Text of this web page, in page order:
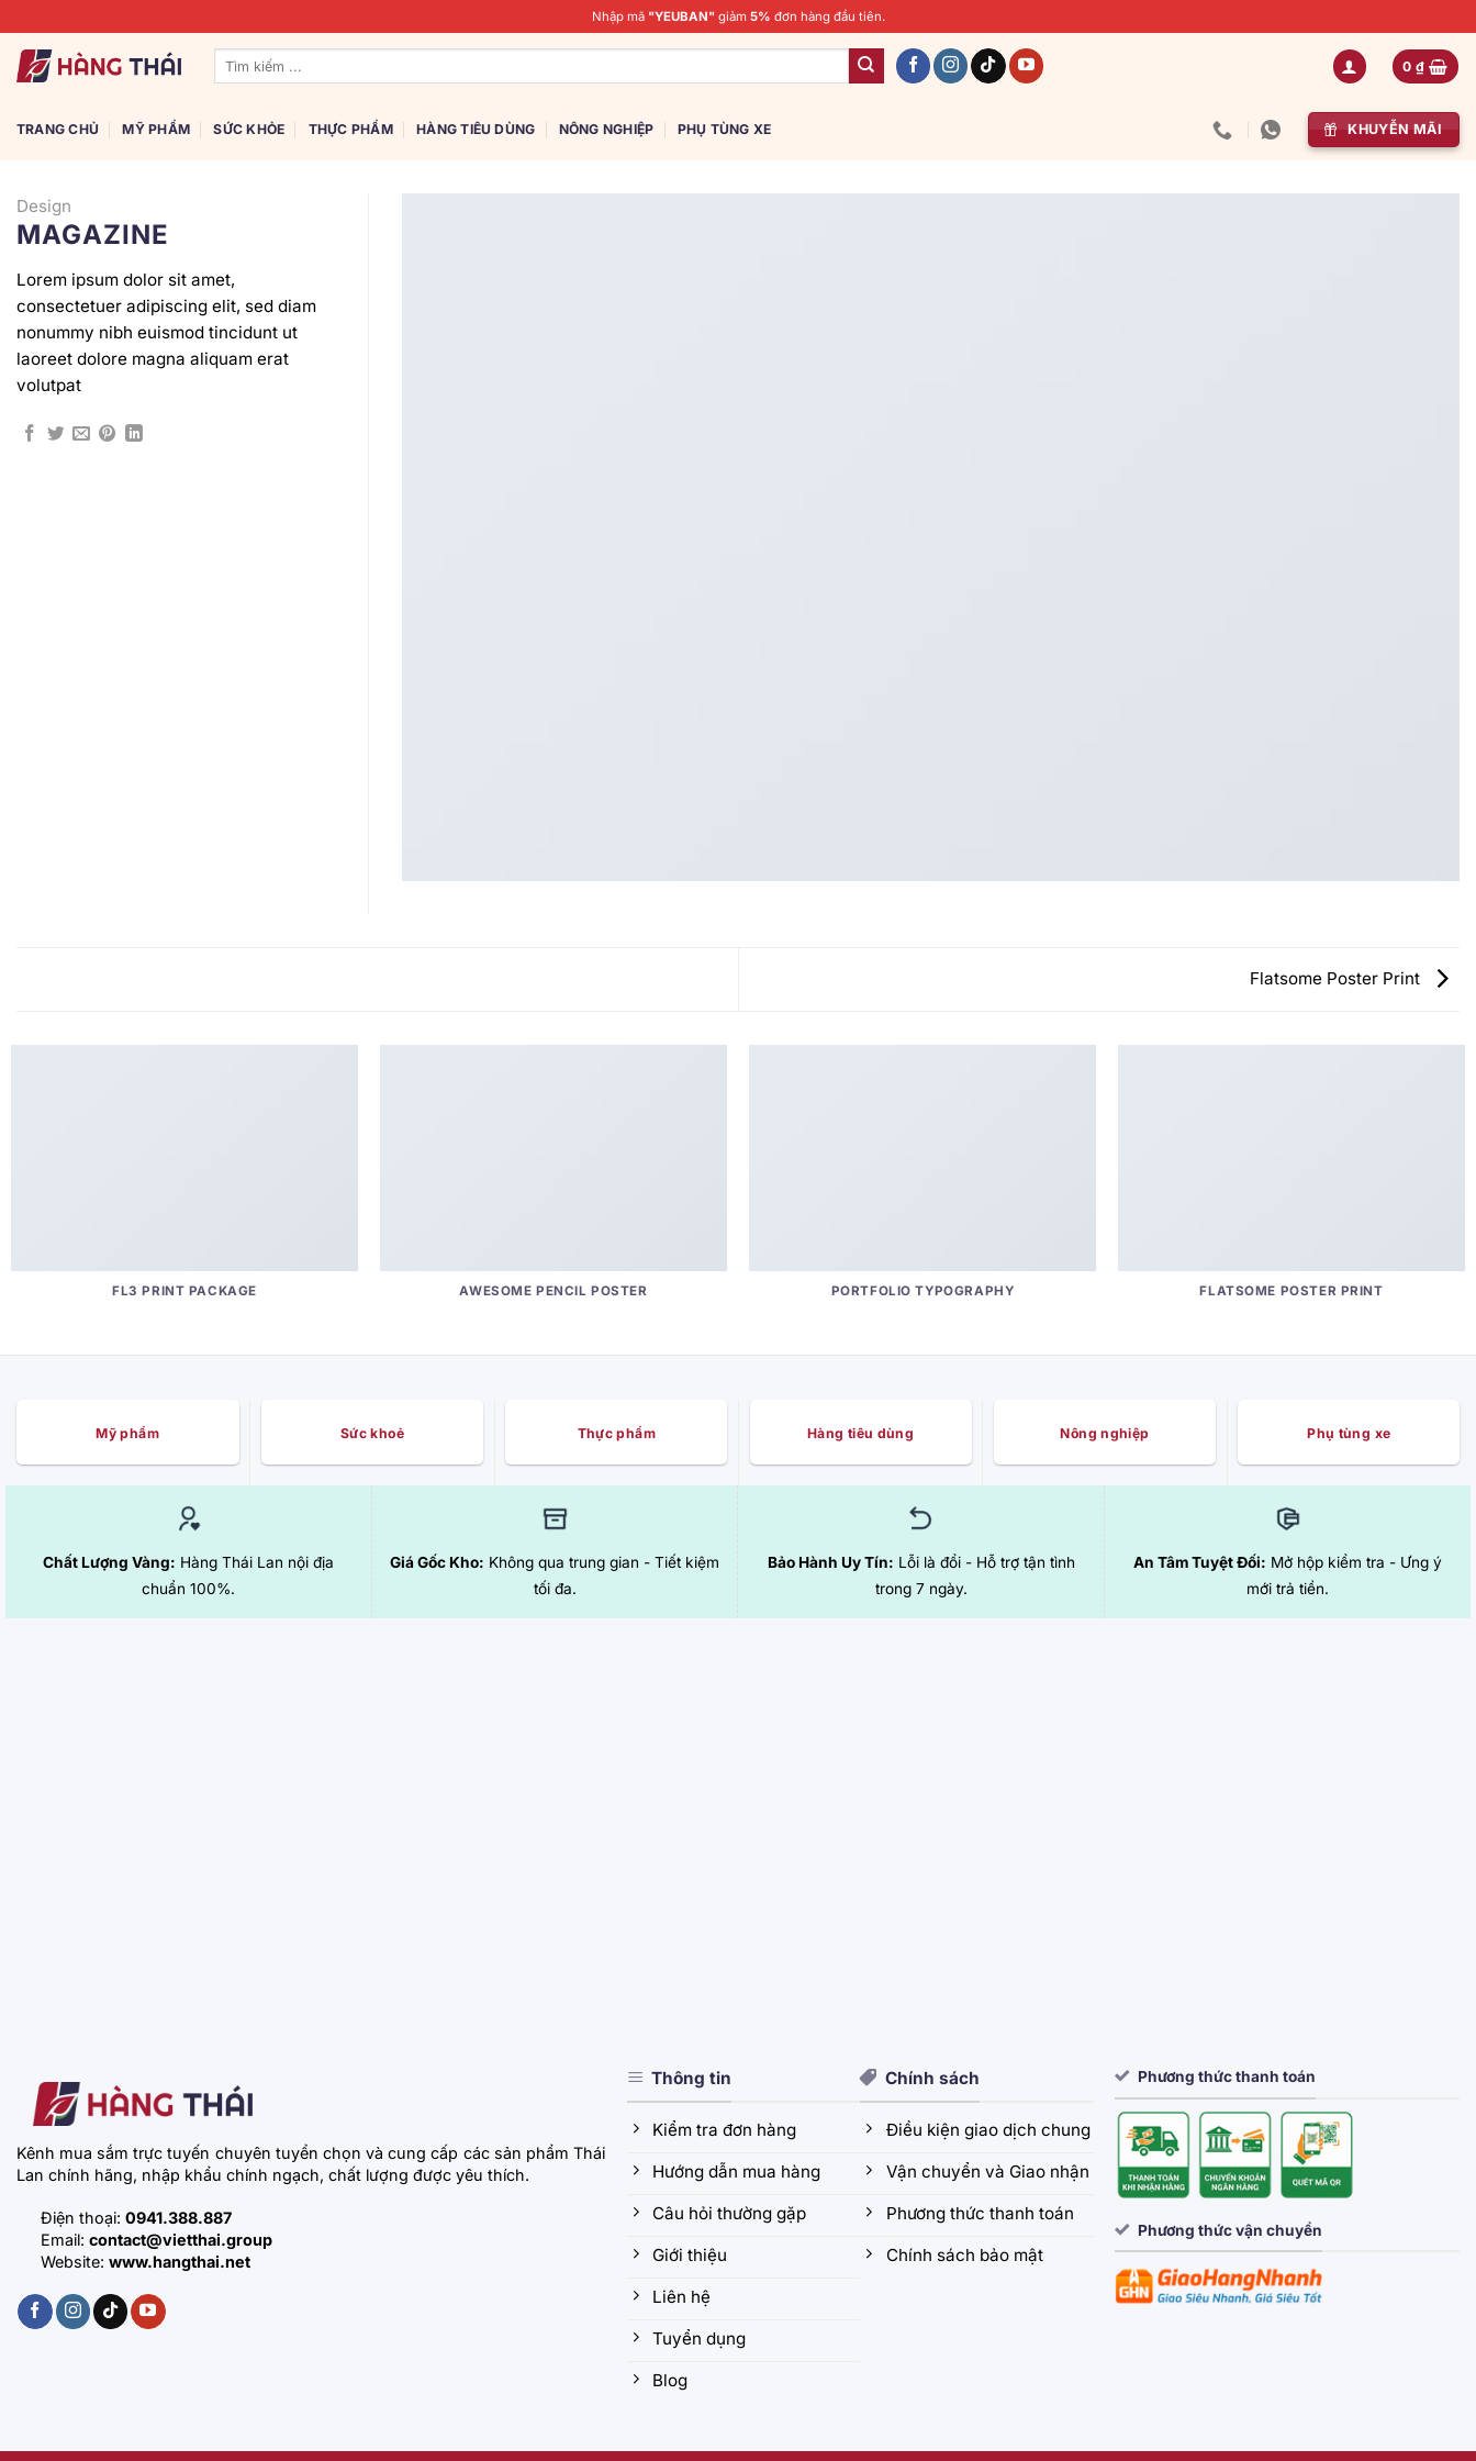
qua
nội
Nhập mã "YEUBAN" giảm 5% đơn hàng đầu tiên.
Tìm
0 ₫
TRANG CHỦ MỸ PHẨM SỨC KHỎE THỰC PHẨM HÀNG TIÊU DÙNG NÔNG NGHIỆP PHỤ TÙNG XE KHUYỄN MÃI
Design
MAGAZINE
Lorem ipsum dolor sit amet,
consectetuer adipiscing elit, sed diam
nonummy nibh euismod tincidunt ut
laoreet dolore magna aliquam erat
volutpat
Flatsome Poster Print
FL3 PRINT PACKAGE AWESOME PENCIL POSTER PORTFOLIO TYPOGRAPHY FLATSOME POSTER PRINT
Mỹ phẩm Sức khoẻ Thực phẩm Hàng tiêu dùng Nông nghiệp Phụ tùng xe
Chất Lượng Vàng: Hàng Thái Lan nội địa
chuẩn 100%.
Giá Gốc Kho: Không qua trung gian - Tiết kiệm
tối đa.
Bảo Hành Uy Tín: Lỗi là đổi - Hỗ trợ tận tình
trong 7 ngày.
An Tâm Tuyệt Đối: Mở hộp kiểm tra - Ưng ý
mới trả tiền.
Kênh mua sắm trực tuyến chuyên tuyển chọn và cung cấp các sản phẩm Thái
Lan chính hãng, nhập khẩu chính ngạch, chất lượng được yêu thích.
Điện thoại: 0941.388.887
Email: contact@vietthai.group
Website: www.hangthai.net
Thông tin
Kiểm tra đơn hàng
Hướng dẫn mua hàng
Câu hỏi thường gặp
Giới thiệu
Liên hệ
Tuyển dụng
Blog
Chính sách
Điều kiện giao dịch chung
Vận chuyển và Giao nhận
Phương thức thanh toán
Chính sách bảo mật
Phương thức thanh toán
Phương thức vận chuyển